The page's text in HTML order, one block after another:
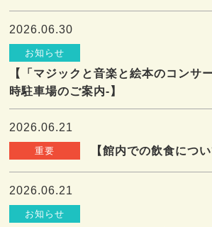
2026.06.30
お知らせ
【「マジックと音楽と絵本のコンサ
時駐車場のご案内-】
2026.06.21
重要 【館内での飲食につい
2026.06.21
お知らせ